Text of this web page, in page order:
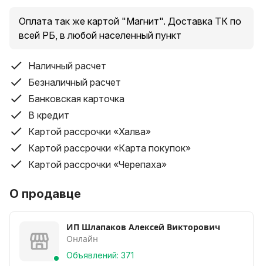
Оплата так же картой "Магнит". Доставка ТК по
всей РБ, в любой населенный пункт
Наличный расчет
Безналичный расчет
Банковская карточка
В кредит
Картой рассрочки «Халва»
Картой рассрочки «Карта покупок»
Картой рассрочки «Черепаха»
О продавце
ИП Шлапаков Алексей Викторович
Онлайн
Объявлений: 371